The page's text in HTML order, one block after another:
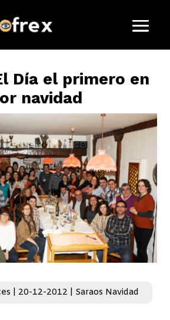
Día el primero en
navidad
20-12-2012 Saraos Navidad